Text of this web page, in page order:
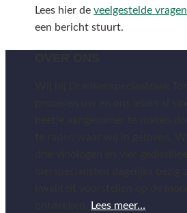
Lees hier deveelgestelde vragen
een bericht stuurt.
Lees meer…